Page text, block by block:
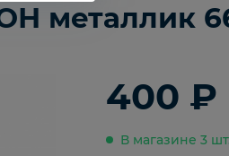
металлик
400 ₽
В магазине 3